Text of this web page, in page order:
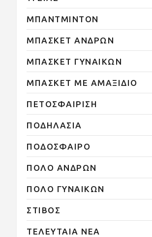
ΜΠΑΝΤΜΙΝΤΟΝ
ΜΠΑΣΚΕΤ ΑΝΔΡΩΝ
ΜΠΑΣΚΕΤ ΓΥΝΑΙΚΩΝ
ΜΠΑΣΚΕΤ ΜΕ ΑΜΑΞΙΔΙΟ
ΠΕΤΟΣΦΑΙΡΙΣΗ
ΠΟΔΗΛΑΣΙΑ
ΠΟΔΟΣΦΑΙΡΟ
ΠΟΛΟ ΑΝΔΡΩΝ
ΠΟΛΟ ΓΥΝΑΙΚΩΝ
ΣΤΙΒΟΣ
ΤΕΛΕΥΤΑΙΑ ΝΕΑ